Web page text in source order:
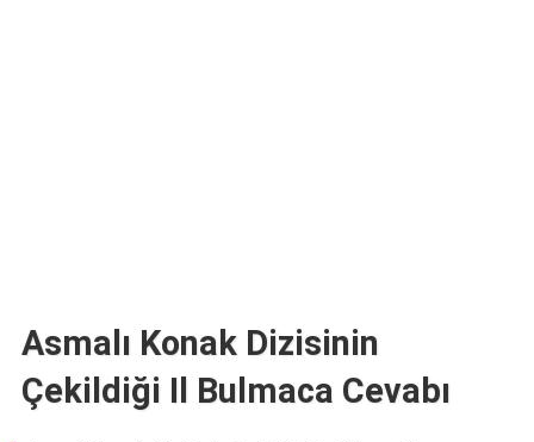
Asmalı Konak Dizisinin
Çekildiği Il Bulmaca Cevabı